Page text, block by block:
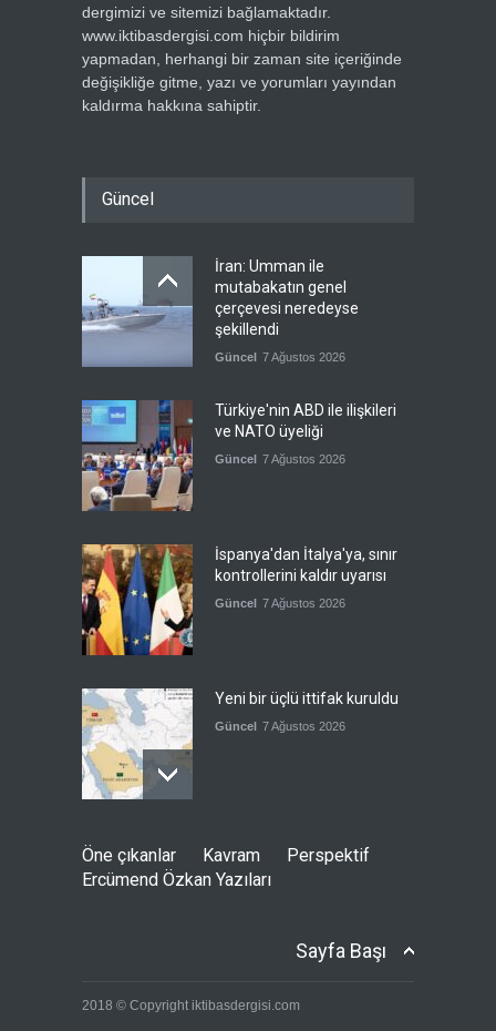
dergimizi ve sitemizi bağlamaktadır.
www.iktibasdergisi.com hiçbir bildirim
yapmadan, herhangi bir zaman site içeriğinde
değişikliğe gitme, yazı ve yorumları yayından
kaldırma hakkına sahiptir.
Güncel
İran: Umman ile
mutabakatın genel
çerçevesi neredeyse
şekillendi
Güncel 7 Ağustos 2026
Türkiye'nin ABD ile ilişkileri
ve NATO üyeliği
Güncel 7 Ağustos 2026
İspanya'dan İtalya'ya, sınır
kontrollerini kaldır uyarısı
Güncel 7 Ağustos 2026
Yeni bir üçlü ittifak kuruldu
Güncel 7 Ağustos 2026
Fransa'nın sosyal medyaya
yasak talebine ABD'den sert
cevap
devrede
Öne çıkanlar Kavram
Perspektif
Ercümend Özkan Yazıları
Sayfa Başı
2018 © Copyright iktibasdergisi.com